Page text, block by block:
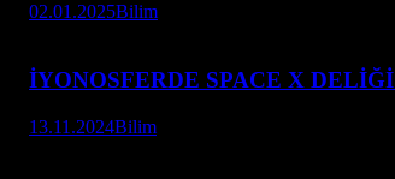
02.01.2025Bilim
İYONOSFERDE SPACE X DELİĞİ
13.11.2024Bilim